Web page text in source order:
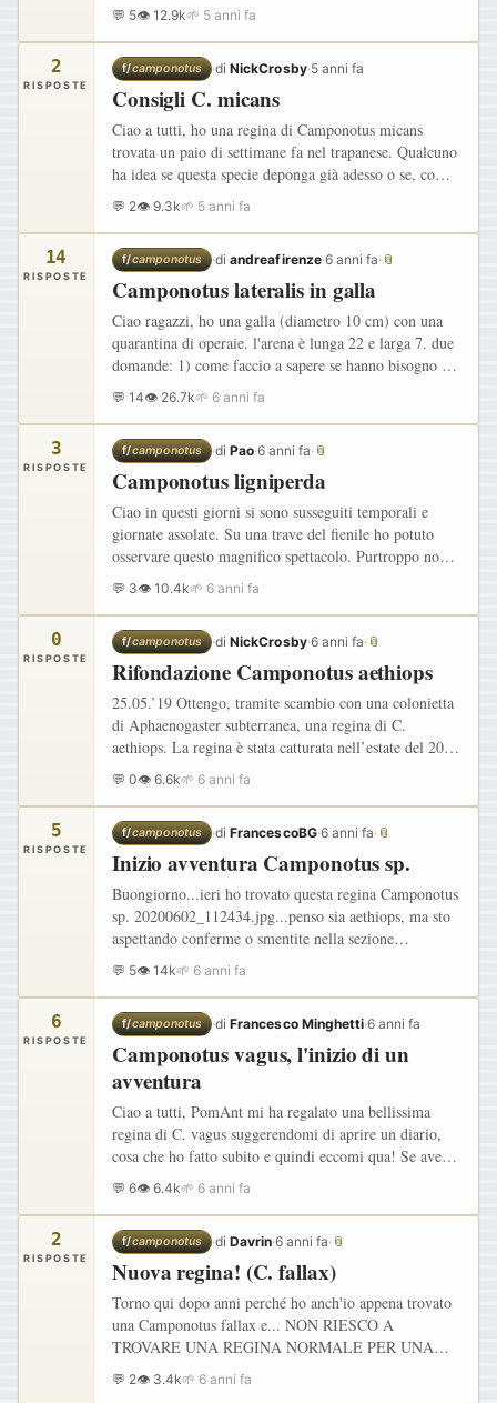
diapausa ? e devo mettere in frigo tutta l'arena con la…
💬 5👁 12.9k🌱 5 anni fa
2
RISPOSTE
f/camponotus ·diNickCrosby·5 anni fa
Consigli C. micans
Ciao a tutti, ho una regina di Camponotus micans
trovata un paio di settimane fa nel trapanese. Qualcuno
ha idea se questa specie deponga già adesso o se, come
ad esempio C. nylanderi, deponga in primavera?
Inoltre…
💬 2👁 9.3k🌱 5 anni fa
14
RISPOSTE
f/camponotus ·diandreafirenze·6 anni fa·📎
Camponotus lateralis in galla
Ciao ragazzi, ho una galla (diametro 10 cm) con una
quarantina di operaie. l'arena è lunga 22 e larga 7. due
domande: 1) come faccio a sapere se hanno bisogno di
una nuova arena ? 2) come faccio a sapere se hanno…
💬 14👁 26.7k🌱 6 anni fa
3
RISPOSTE
f/camponotus ·diPao·6 anni fa· 📎
Camponotus ligniperda
Ciao in questi giorni si sono susseguiti temporali e
giornate assolate. Su una trave del fienile ho potuto
osservare questo magnifico spettacolo. Purtroppo non
ho una fotocamera ma ho utilizzato un smartphone.
Dovrebbe…
💬 3👁 10.4k🌱 6 anni fa
0
RISPOSTE
f/camponotus ·diNickCrosby·6 anni fa·📎
Rifondazione Camponotus aethiops
25.05.’19 Ottengo, tramite scambio con una colonietta
di Aphaenogaster subterranea, una regina di C.
aethiops. La regina è stata catturata nell’estate del 2018
vicino Trieste e dopo aver fondato ha perso tutte le…
💬 0👁 6.6k🌱 6 anni fa
5
RISPOSTE
f/camponotus ·diFrancescoBG·6 anni fa·📎
Inizio avventura Camponotus sp.
Buongiorno...ieri ho trovato questa regina Camponotus
sp. 20200602_112434.jpg...penso sia aethiops, ma sto
aspettando conferme o smentite nella sezione
identificazione. Mi aiutate in questo? ...ora è nella sua
provetta…
💬 5👁 14k🌱 6 anni fa
6
RISPOSTE
f/camponotus ·diFrancesco Minghetti·6 anni fa
Camponotus vagus, l'inizio di un
avventura
Ciao a tutti, PomAnt mi ha regalato una bellissima
regina di C. vagus suggerendomi di aprire un diario,
cosa che ho fatto subito e quindi eccomi qua! Se avete
qualcosa da consigliarmi a proposito di questa specie,
non…
💬 6👁 6.4k🌱 6 anni fa
2
RISPOSTE
f/camponotus ·diDavrin·6 anni fa· 📎
Nuova regina! (C. fallax)
Torno qui dopo anni perché ho anch'io appena trovato
una Camponotus fallax e... NON RIESCO A
TROVARE UNA REGINA NORMALE PER UNA
VOLTA :lolz:. Da quel che ho letto, sta specie è molto
difficile da far fondare! Provo un…
💬 2👁 3.4k🌱 6 anni fa